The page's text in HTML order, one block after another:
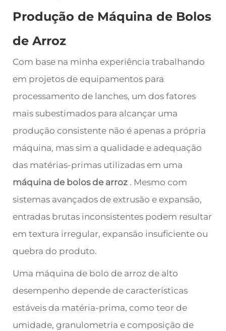
Produção de Máquina de Bolos
de Arroz
Com base na minha experiência trabalhando
em projetos de equipamentos para
processamento de lanches, um dos fatores
mais subestimados para alcançar uma
produção consistente não é apenas a própria
máquina, mas sim a qualidade e adequação
das matérias-primas utilizadas em uma
máquina de bolos de arroz . Mesmo com
sistemas avançados de extrusão e expansão,
entradas brutas inconsistentes podem resultar
em textura irregular, expansão insuficiente ou
quebra do produto.
Uma máquina de bolo de arroz de alto
desempenho depende de características
estáveis da matéria-prima, como teor de
umidade, granulometria e composição de